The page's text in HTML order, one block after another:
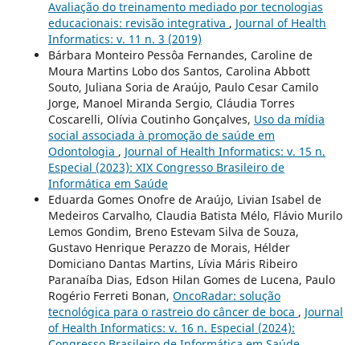
Avaliação do treinamento mediado por tecnologias
educacionais: revisão integrativa , Journal of Health
Informatics: v. 11 n. 3 (2019)
Bárbara Monteiro Pessôa Fernandes, Caroline de
Moura Martins Lobo dos Santos, Carolina Abbott
Souto, Juliana Soria de Araújo, Paulo Cesar Camilo
Jorge, Manoel Miranda Sergio, Cláudia Torres
Coscarelli, Olívia Coutinho Gonçalves, Uso da mídia
social associada à promoção de saúde em
Odontologia , Journal of Health Informatics: v. 15 n.
Especial (2023): XIX Congresso Brasileiro de
Informática em Saúde
Eduarda Gomes Onofre de Araújo, Livian Isabel de
Medeiros Carvalho, Claudia Batista Mélo, Flávio Murilo
Lemos Gondim, Breno Estevam Silva de Souza,
Gustavo Henrique Perazzo de Morais, Hélder
Domiciano Dantas Martins, Lívia Máris Ribeiro
Paranaíba Dias, Edson Hilan Gomes de Lucena, Paulo
Rogério Ferreti Bonan, OncoRadar: solução
tecnológica para o rastreio do câncer de boca , Journal
of Health Informatics: v. 16 n. Especial (2024):